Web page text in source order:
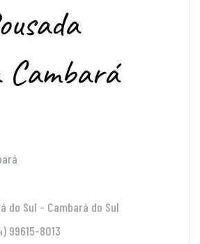
do Sul - Cambará do Sul
99615-8013